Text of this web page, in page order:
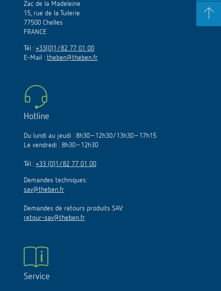
Zac de la Madeleine
15, rue de la Tuilerie
77500 Chelles
FRANCE
Tél.: +33(0)1/82 77 01 00
E-Mail : theben@theben.fr
Hotline
Du lundi au jeudi : 8h30–12h30/13h30–17h15
Le vendredi : 8h30–12h30
Tél.: +33 (0)1/82 77 01 00
Demandes techniques:
sav@theben.fr
Demandes de retours produits SAV:
retour-sav@theben.fr
Service